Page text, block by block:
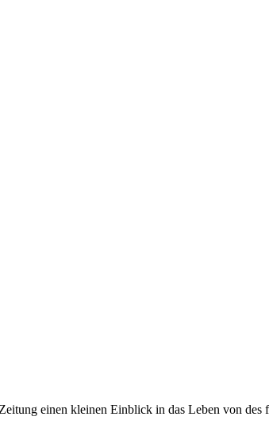
einen kleinen Einblick in das Leben von des